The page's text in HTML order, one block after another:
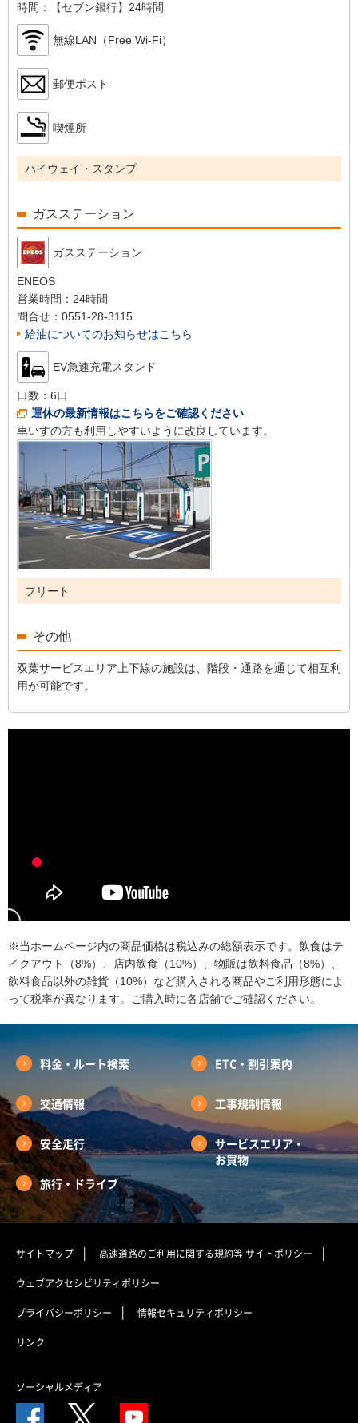
時間： 【セブン銀行】24時間
無線LAN（Free Wi-Fi）
郵便ポスト
喫煙所
ハイウェイ・スタンプ
ガスステーション
ガスステーション
ENEOS
営業時間： 24時間
問合せ： 0551-28-3115
給油についてのお知らせはこちら
EV急速充電スタンド
口数： 6口
運休の最新情報はこちらをご確認ください
車いすの方も利用しやすいように改良しています。
フリート
その他
双葉サービスエリア上下線の施設は、階段・通路を通じて相互利
用が可能です。
※当ホームページ内の商品価格は税込みの総額表示です。飲食はテ
イクアウト（8%）、店内飲食（10%）、物販は飲料食品（8%）、
飲料食品以外の雑貨（10%）など購入される商品やご利用形態によ
って税率が異なります。ご購入時に各店舗でご確認ください。
料金・ルート検索 ETC・割引案内
交通情報 工事規制情報
安全走行
サービスエリア・
お買物
旅行・ドライブ
サイトマップ 高速道路のご利用に関する規約等サイトポリシー
ウェブアクセシビリティポリシー
プライバシーポリシー 情報セキュリティポリシー
リンク
ソーシャルメディア